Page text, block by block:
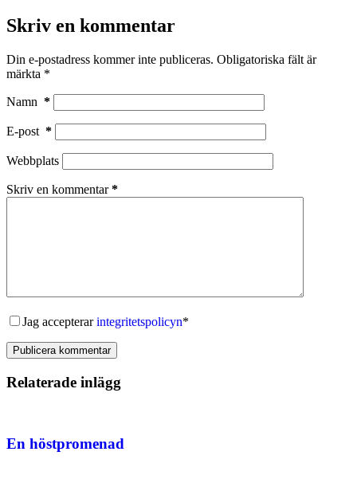
Skriv en kommentar
Din e-postadress kommer inte publiceras. Obligatoriska fält är
märkta *
Namn *
E-post *
Webbplats
Skriv en kommentar*
Jag accepterarintegritetspolicyn*
Publicera kommentar
Relaterade inlägg
En höstpromenad